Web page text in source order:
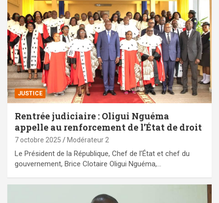
JUSTICE
Rentrée judiciaire : Oligui Nguéma
appelle au renforcement de l’État de droit
7 octobre 2025 Modérateur 2
Le Président de la République, Chef de l’État et chef du
gouvernement, Brice Clotaire Oligui Nguéma,…